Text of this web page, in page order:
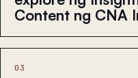
Content ng CNA
03